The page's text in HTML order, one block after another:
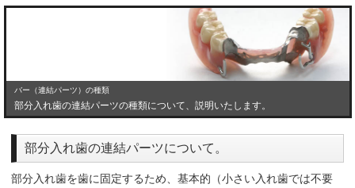
バー（連結パーツ）の種類
部分入れ歯の連結パーツの種類について、説明いたします。
部分入れ歯の連結パーツについて。
部分入れ歯を歯に固定するため、基本的（小さい入れ歯では不要